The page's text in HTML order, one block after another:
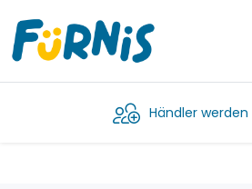
Händler werden